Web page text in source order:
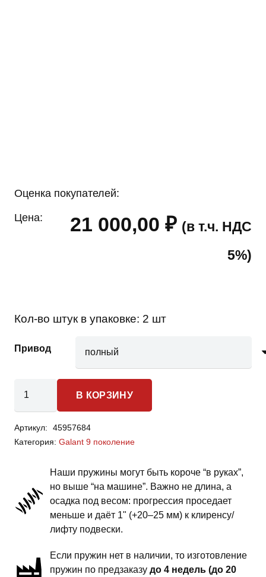
Оценка покупателей:
Цена: 21 000,00 ₽ (в т.ч. НДС
5%)
Кол-во штук в упаковке: 2 шт
Привод
товара
Galant
9
пружины
задней
дюйм
В КОРЗИНУ
Артикул:
45957684
Категория: Galant 9 поколение
Наши пружины могут быть короче “в руках”,
но выше “на машине”. Важно не длина, а
осадка под весом: прогрессия проседает
меньше и даёт 1" (+20–25 мм) к клиренсу/
лифту подвески.
Если пружин нет в наличии, то изготовление
пружин по предзаказу до 4 недель (до 20